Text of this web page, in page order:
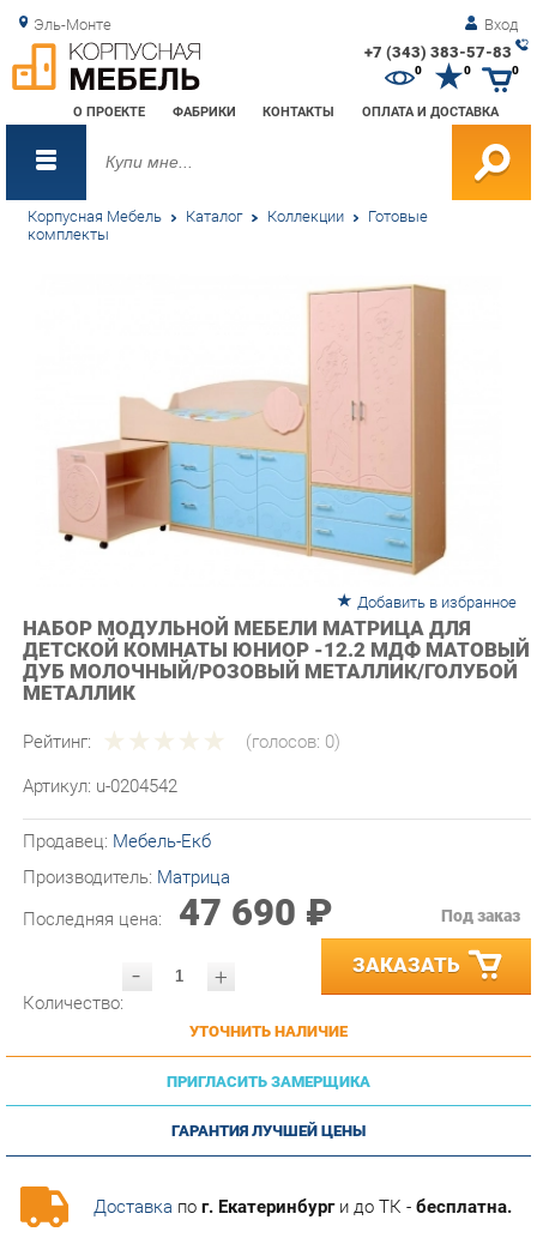
Эль-Монте Вход
+7 (343) 383-57-83
О ПРОЕКТЕ ФАБРИКИ КОНТАКТЫ ОПЛАТА И ДОСТАВКА
0 0
Корпусная Мебель Каталог Коллекции Готовые
комплекты
Добавить в избранное
НАБОР МОДУЛЬНОЙ МЕБЕЛИ МАТРИЦА ДЛЯ
ДЕТСКОЙ КОМНАТЫ ЮНИОР -12.2 МДФ МАТОВЫЙ
ДУБ МОЛОЧНЫЙ/РОЗОВЫЙ МЕТАЛЛИК/ГОЛУБОЙ
МЕТАЛЛИК
Артикул: u-0204542
Производитель:Матрица
Последняя цена:
47 690 ₽
- ЗАКАЗАТЬ
УТОЧНИТЬ НАЛИЧИЕ
ПРИГЛАСИТЬ ЗАМЕРЩИКА
ГАРАНТИЯ ЛУЧШЕЙ ЦЕНЫ
Доставкапог. Екатеринбурги до ТК -бесплатна.